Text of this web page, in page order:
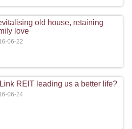
old house, retaining
love
06-22
Link REIT leading us a better life?
06-24